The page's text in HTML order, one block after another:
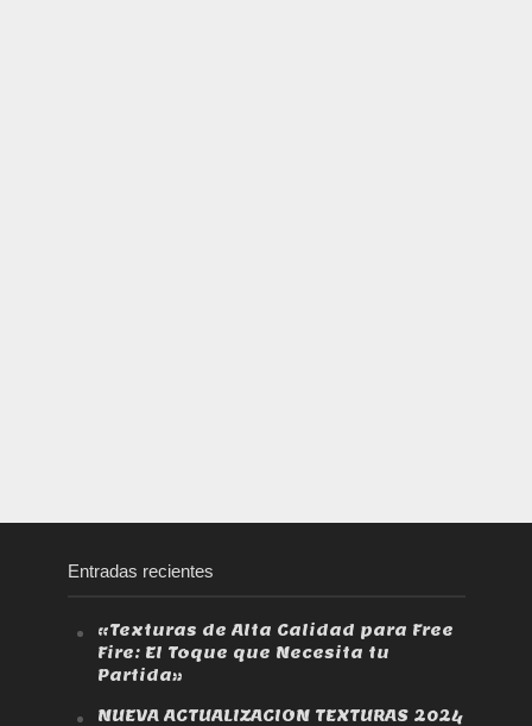
Entradas recientes
«Texturas de Alta Calidad para Free
Fire: El Toque que Necesita tu
Partida»
NUEVA ACTUALIZACION TEXTURAS 2024